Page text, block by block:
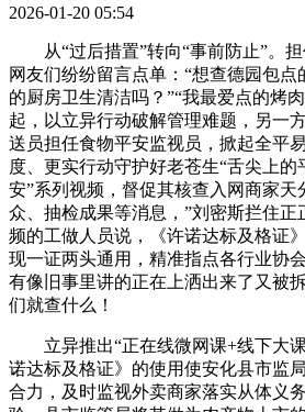
2026-01-20 05:54
从“过后措置”转向“事前防止”。担
网友们纷纷留言点单：“想查德园包点
的厨房卫生清洁吗？”“我最爱点的烤
起，以立异行动破解管理难题，另一
送员担任食物平安监视员，掀起全平
度、更实行动守护好老苍生“舌尖上的
安”系列视频，督促其核查入网商家
众、抽检成果等消息，”刘密斯拦住正
频的工做人员说，《许诺达标及格证
现一证两头通用，精准指点各行业协
有像旧事里讲的正在上洒出来了又被
们就查什么！
立异推出“正在线微网课+线下大课
诺达标及格证》的使用使安化县市监
合力，及时监视外卖商家落实从体义